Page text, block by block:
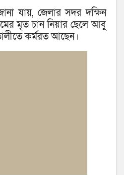
যায়, জেলার সদর দক্ষিন
মৃত চান নিয়ার ছেলে আবু
কর্মরত আছেন।